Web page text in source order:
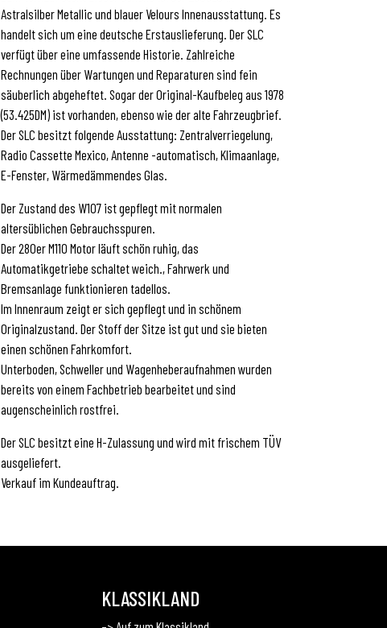
Astralsilber Metallic und blauer Velours Innenausstattung. Es
handelt sich um eine deutsche Erstauslieferung. Der SLC
verfügt über eine umfassende Historie. Zahlreiche
Rechnungen über Wartungen und Reparaturen sind fein
säuberlich abgeheftet. Sogar der Original-Kaufbeleg aus 1978
(53.425DM) ist vorhanden, ebenso wie der alte Fahrzeugbrief.
Der SLC besitzt folgende Ausstattung: Zentralverriegelung,
Radio Cassette Mexico, Antenne -automatisch, Klimaanlage,
E-Fenster, Wärmedämmendes Glas.
Der Zustand des W107 ist gepflegt mit normalen
altersüblichen Gebrauchsspuren.
Der 280er M110 Motor läuft schön ruhig, das
Automatikgetriebe schaltet weich., Fahrwerk und
Bremsanlage funktionieren tadellos.
Im Innenraum zeigt er sich gepflegt und in schönem
Originalzustand. Der Stoff der Sitze ist gut und sie bieten
einen schönen Fahrkomfort.
Unterboden, Schweller und Wagenheberaufnahmen wurden
bereits von einem Fachbetrieb bearbeitet und sind
augenscheinlich rostfrei.
Der SLC besitzt eine H-Zulassung und wird mit frischem TÜV
ausgeliefert.
Verkauf im Kundeauftrag.
KLASSIKLAND